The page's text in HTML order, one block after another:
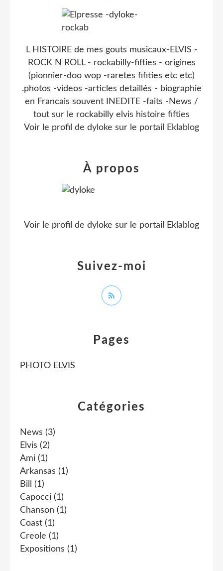
Catégories
News (3)
Elvis (2)
Ami (1)
Arkansas (1)
Bill
(1)
Capocci (1)
Chanson (1)
Coast (1)
Creole (1)
Expositions (1)
Pages
PHOTO ELVIS
L HISTOIRE de mes gouts musicaux-ELVIS -
ROCK N ROLL - rockabilly-fifties - origines
(pionnier-doo wop -raretes fifities etc etc)
.photos -videos -articles detaillés - biographie
en Francais souvent INEDITE -faits -News /
tout sur le rockabilly elvis histoire fifties
Voir le profil de dyloke sur le portail Eklablog
Suivez-moi
À propos
Voir le profil de dyloke sur le portail Eklablog